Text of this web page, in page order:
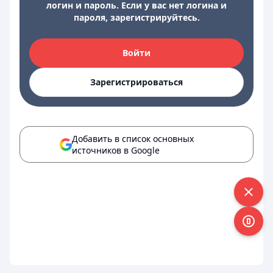
логин и пароль. Если у вас нет логина и
пароля, зарегистрируйтесь.
Войти
Зарегистрироваться
Добавить в список основных
источников в Google